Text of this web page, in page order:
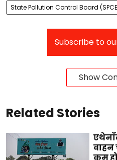
State Pollution Control Board
Subscribe to
Show
Related Stories
वाहन